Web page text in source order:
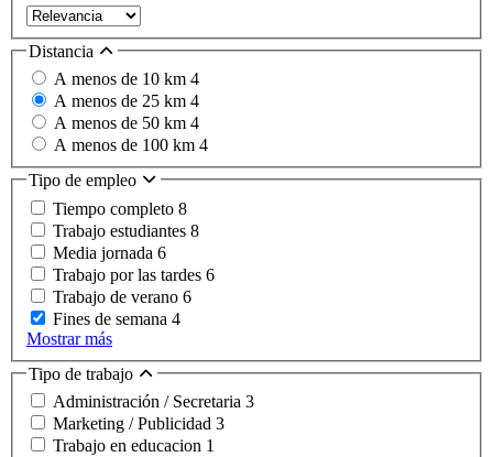
Distancia
A menos de 10 km 4
A menos de 25 km 4
A menos de 50 km 4
A menos de 100 km 4
Tipo de empleo
Tiempo completo 8
Trabajo estudiantes 8
Media jornada 6
Trabajo por las tardes 6
Trabajo de verano 6
Fines de semana 4
Mostrar más
Tipo de trabajo
Administración / Secretaria 3
Marketing / Publicidad 3
Trabajo en educacion 1